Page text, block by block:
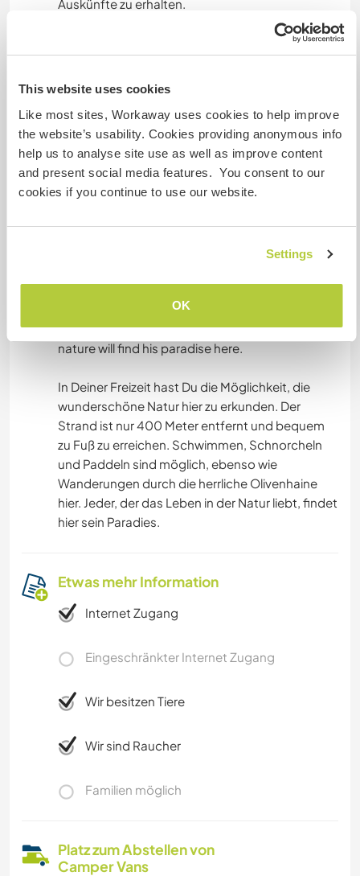
This website uses cookies
Like most sites, Workaway uses cookies to help improve
the website’s usability. Cookies providing anonymous info
help us to analyse site use as well as improve content
and present social media features. You consent to our
cookies if you continue to use our website.
Settings
OK
Auskünfte zu erhalten.
very new tiny houses, airconditend on the farm.
Shared kitchen.
Was noch ...
In your free time you have the opportunity to
explore the beautiful nature here. The beach is
paddling are possible, hiking through wonderful
olive groves also. Everyone who loves living in
nature will find his paradise here.
In Deiner Freizeit hast Du die Möglichkeit, die
wunderschöne Natur hier zu erkunden. Der
Strand ist nur 400 Meter entfernt und bequem
zu Fuß zu erreichen. Schwimmen, Schnorcheln
und Paddeln sind möglich, ebenso wie
Wanderungen durch die herrliche Olivenhaine
hier. Jeder, der das Leben in der Natur liebt, findet
hier sein Paradies.
Etwas mehr Information
Internet Zugang
Eingeschränkter Internet Zugang
Wir besitzen Tiere
Wir sind Raucher
Familien möglich
Platz zum Abstellen von
Camper Vans